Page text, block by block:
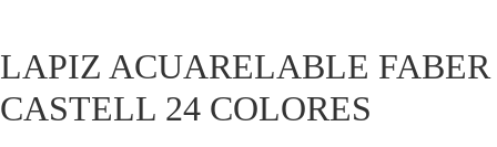
LAPIZ ACUARELABLE FABER
CASTELL 24 COLORES